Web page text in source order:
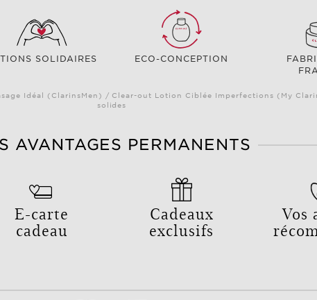
SOLIDAIRES ECO-CONCEPTION
Idéal (ClarinsMen) / Clear-out Lotion Ciblée Imperfections (My
solides
AVANTAGES PERMANENTS
E-carte
cadeau
Cadeaux
exclusifs
Vos